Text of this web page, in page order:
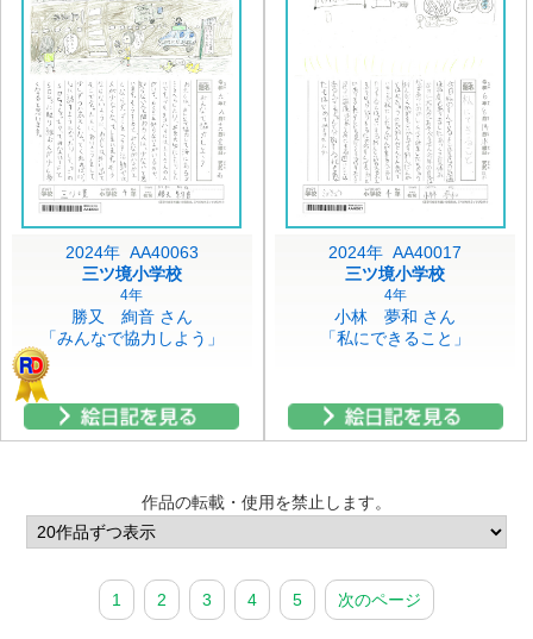
2024年 AA40063
三ツ境小学校
4年
勝又 絢音 さん
「みんなで協力しよう」
2024年 AA40017
三ツ境小学校
4年
小林 夢和 さん
「私にできること」
作品の転載・使用を禁止します。
1 2 3 4 5 次のページ